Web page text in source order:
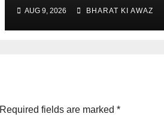
AUG 9, 2026 BHARAT KI AWAZ
Required fields are marked *